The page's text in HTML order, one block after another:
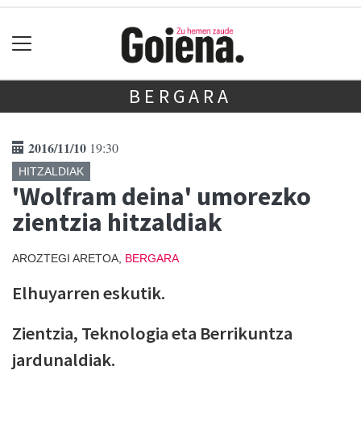
BERGARA
2016/11/10 19:30
HITZALDIAK
'Wolfram deina' umorezko
zientzia hitzaldiak
AROZTEGI ARETOA, BERGARA
Elhuyarren eskutik.
Zientzia, Teknologia eta Berrikuntza
jardunaldiak.